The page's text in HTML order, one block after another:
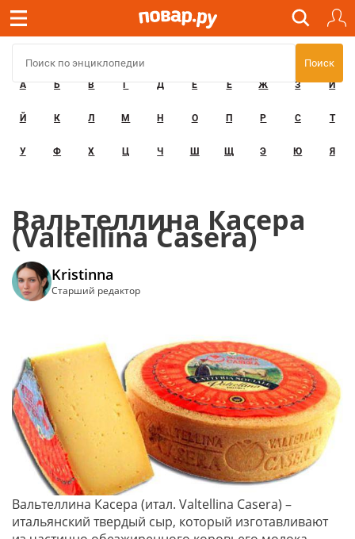
А Б В Г Д Е Ё Ж З И
Й К Л М Н О П Р С Т
У Ф Х Ц Ч Ш Щ Э Ю Я
Вальтеллина Касера
(Valtellina Casera)
Kristinna
Старший редактор
Вальтеллина Касера (итал. Valtellina Casera) –
итальянский твердый сыр, который изготавливают